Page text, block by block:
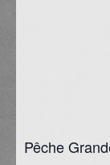
Pêche